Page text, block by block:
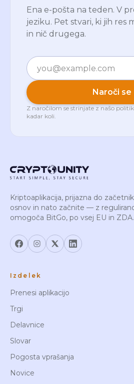
Ena e-pošta na teden. V
jeziku. Pet stvari, ki jih res
in nič drugega.
E-pošta
Naroči se
Z naročilom se strinjate z našo
kadar koli.
Kriptoaplikacija, prijazna do
osnov in nato začnite — z
omogoča BitGo, po vsej EU in ZDA.
Izdelek
Prenesi aplikacijo
Trgi
Delavnice
Slovar
Pogosta vprašanja
Novice